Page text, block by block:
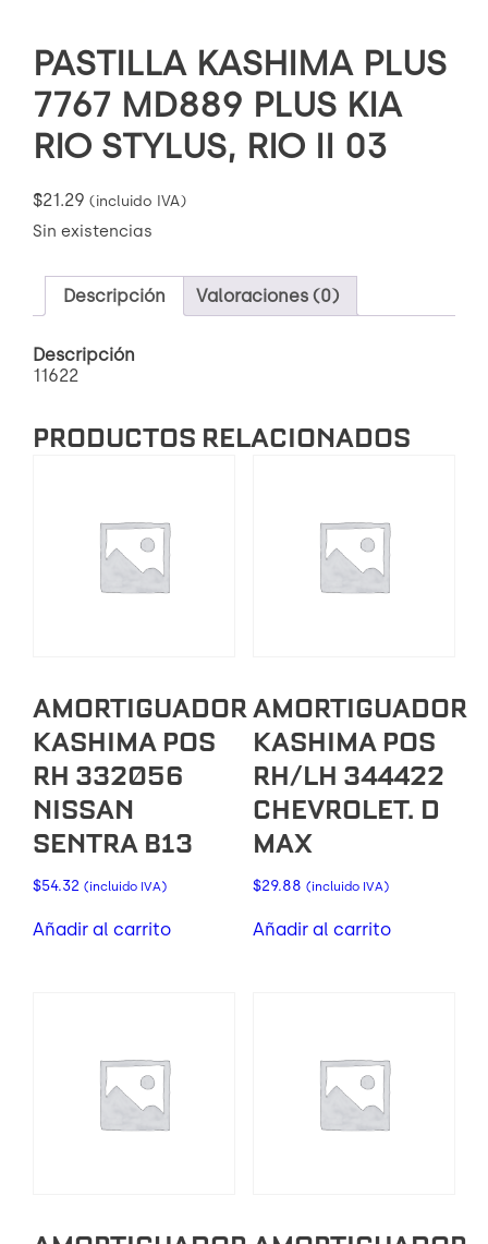
PASTILLA KASHIMA PLUS
7767 MD889 PLUS KIA
RIO STYLUS, RIO II 03
$21.29 (incluido IVA)
Sin existencias
Descripción Valoraciones (0)
Descripción
11622
PRODUCTOS RELACIONADOS
AMORTIGUADOR
KASHIMA POS
RH 332056
NISSAN
SENTRA B13
$54.32 (incluido IVA)
Añadir al carrito
AMORTIGUADOR
KASHIMA POS
RH/LH 344422
CHEVROLET. D
MAX
$29.88 (incluido IVA)
Añadir al carrito